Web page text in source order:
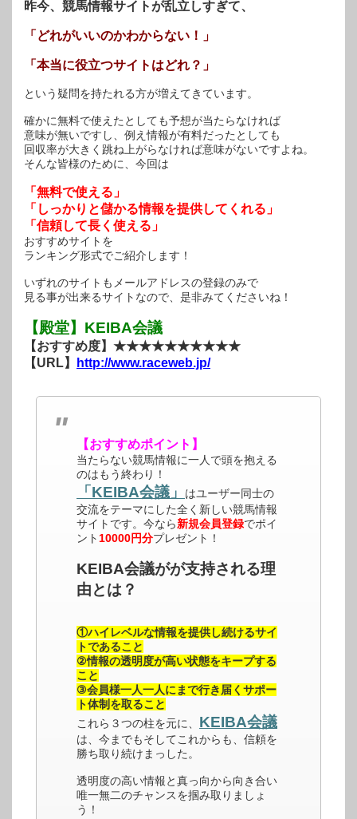
昨今、競馬情報サイトが乱立しすぎて、
「どれがいいのかわからない！」
「本当に役立つサイトはどれ？」
という疑問を持たれる方が増えてきています。
確かに無料で使えたとしても予想が当たらなければ
意味が無いですし、例え情報が有料だったとしても
回収率が大きく跳ね上がらなければ意味がないですよね。
そんな皆様のために、今回は
「無料で使える」
「しっかりと儲かる情報を提供してくれる」
「信頼して長く使える」
おすすめサイトを
ランキング形式でご紹介します！
いずれのサイトもメールアドレスの登録のみで
見る事が出来るサイトなので、是非みてくださいね！
【殿堂】KEIBA会議
【おすすめ度】★★★★★★★★★★
【URL】
http://www.raceweb.jp/
【おすすめポイント】
当たらない競馬情報に一人で頭を抱える
のはもう終わり！
「KEIBA会議」
はユーザー同士の
交流をテーマにした全く新しい競馬情報
サイトです。今なら新規会員登録でポイ
ント10000円分プレゼント！
KEIBA会議がが支持される理
由とは？
①ハイレベルな情報を提供し続けるサイ
トであること
②情報の透明度が高い状態をキープする
こと
③会員様一人一人にまで行き届くサポー
ト体制を取ること
これら３つの柱を元に、 KEIBA会議
は、今までもそしてこれからも、信頼を
勝ち取り続けまっした。
透明度の高い情報と真っ向から向き合い
唯一無二のチャンスを掴み取りましょ
う！